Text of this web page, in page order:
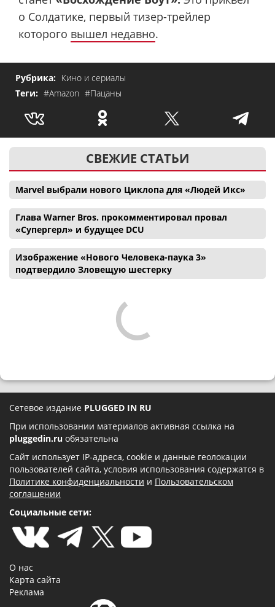
о Солдатике, первый тизер-трейлер
которого вышел недавно.
Рубрика: Кино и сериалы
Теги: #Amazon #Пацаны
СВЕЖИЕ СТАТЬИ
Marvel выбрали нового Циклопа для «Людей Икс»
Глава Warner Bros. прокомментировал провал
«Супергерл» и будущее DCU
Изображение «Нового Человека-паука 3»
подтвердило Зловещую шестерку
Сетевое издание PLUGGED IN RU
При использовании материалов активная ссылка на
pluggedin.ru обязательна
Сайт использует IP-адреса, cookie и данные геолокации
пользователей сайта, условия использования содержатся в
Политике конфиденциальности и Пользовательском
соглашении
Социальные сети:
О нас
Карта сайта
Реклама